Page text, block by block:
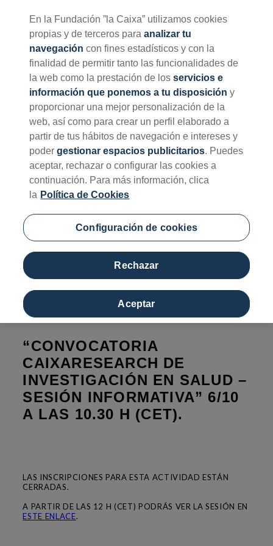
APÚNTATE A LA SESIÓN
ONLINEINFORMATIVA DE LA
CONVOCATORIA
CAIXARESEARCH DE
INVESTIGACIÓN EN SALUD
LAS 10.30 H (CET), EN
INGLÉS.
“CONVOCATORIA
CAIXARESEARCH DE
INVESTIGACIÓN EN SALUD –
SESIÓN INFORMATIVA” 6/10
A LAS 10.30 H (CET).
LAS INSCRIPCIONES PARA ESTA ACTIVIDAD ESTÁN
CERRADAS.
A PARTIR DE LAS 12 H (CET) PODRÁS VER LA SESIÓN EN
ESTE ENLACE.
En la Fundación ”la Caixa” utilizamos cookies
propias y de terceros paraanalizar tu
navegación con fines estadísticos y con la
finalidad de permitir tanto las funcionalidades de
la web como la prestación de losservicios e
información que ponemos a tu disposición y
proporcionar una mejor personalización de la
web, así como para crear un perfil elaborado a
partir de tus hábitos de navegación e intereses y
podergestionar espacios publicitarios. Puedes
aceptar, rechazar o configurar las cookies a
continuación. Para más información, clica
la Política de Cookies
Configuración de cookies
Rechazar
Aceptar